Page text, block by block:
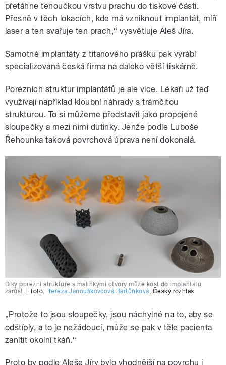
přetáhne tenoučkou vrstvu prachu do tiskové části.
Přesně v těch lokacích, kde má vzniknout implantát, míří
laser a ten svařuje ten prach,“ vysvětluje Aleš Jíra.
Samotné implantáty z titanového prášku pak vyrábí
specializovaná česká firma na daleko větší tiskárně.
Porézních struktur implantátů je ale více. Lékaři už teď
využívají například kloubní náhrady s trámčitou
strukturou. To si můžeme představit jako propojené
sloupečky a mezi nimi dutinky. Jenže podle Luboše
Řehounka taková povrchová úprava není dokonalá.
Díky porézní struktuře s malinkými otvory může kost do implantátu
zarůst
foto: Tereza Janouškovcová Bartůňková, Český rozhlas
„Protože to jsou sloupečky, jsou náchylné na to, aby se
odštíply, a to je nežádoucí, může se pak v těle pacienta
zanítit okolní tkáň.“
Proto by podle Aleše Jíry bylo vhodnější na povrchu i